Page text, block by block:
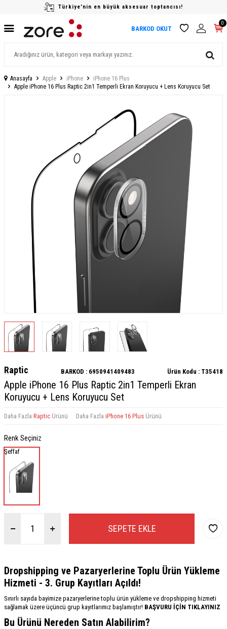
Türkiye'nin en büyük aksesuar toptancısı!
BARKOD OKUT
0
Anasayfa Apple iPhone
iPhone 16 Plus
Apple iPhone 16 Plus Raptic 2in1 Temperli Ekran Koruyucu + Lens Koruyucu Set
Raptic BARKOD : 6950941409483 Ürün Kodu : T35418
Apple iPhone 16 Plus Raptic 2in1 Temperli Ekran
Koruyucu + Lens Koruyucu Set
Daha Fazla Raptic Ürünü Daha Fazla iPhone 16 Plus Ürünü
Renk Seçiniz
Şeffaf
SEPETE EKLE
Dropshipping ve Pazaryerlerine Toplu Ürün Yükleme
Hizmeti - 3. Grup Kayıtları Açıldı!
Sınırlı sayıda bayimize pazaryerlerine toplu ürün yükleme ve dropshipping hizmeti
sağlamak üzere üçüncü grup kayıtlarımız başlamıştır! BAŞVURU İÇİN TIKLAYINIZ
Bu Ürünü Nereden Satın Alabilirim?